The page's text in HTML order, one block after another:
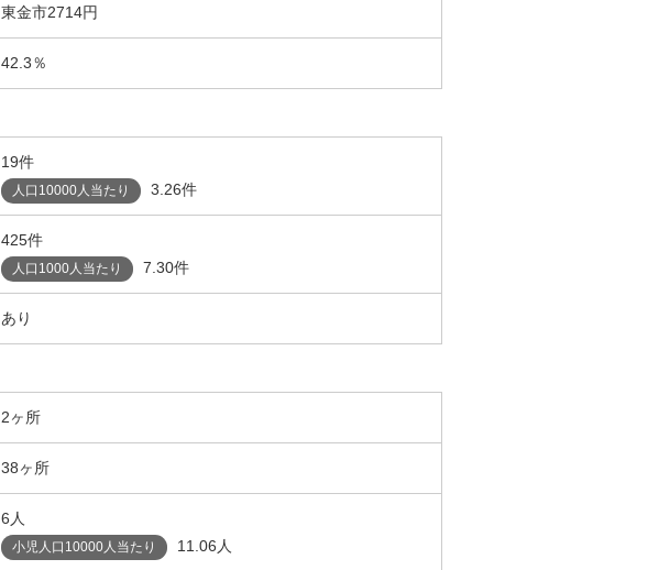
東金市2714円
42.3％
19件
人口10000人当たり 3.26件
425件
人口1000人当たり 7.30件
あり
2ヶ所
38ヶ所
6人
小児人口10000人当たり 11.06人